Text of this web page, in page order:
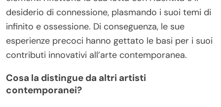
desiderio di connessione, plasmando i suoi temi di
infinito e ossessione. Di conseguenza, le sue
esperienze precoci hanno gettato le basi per i suoi
contributi innovativi all’arte contemporanea.
Cosa la distingue da altri artisti
contemporanei?